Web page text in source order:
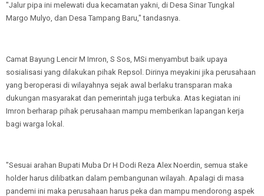
"Jalur pipa ini melewati dua kecamatan yakni, di Desa Sinar Tungkal
Margo Mulyo, dan Desa Tampang Baru," tandasnya.
Camat Bayung Lencir M Imron, S Sos, MSi menyambut baik upaya
sosialisasi yang dilakukan pihak Repsol. Dirinya meyakini jika perusahaan
yang beroperasi di wilayahnya sejak awal berlaku transparan maka
dukungan masyarakat dan pemerintah juga terbuka. Atas kegiatan ini
Imron berharap pihak perusahaan mampu memberikan lapangan kerja
bagi warga lokal.
"Sesuai arahan Bupati Muba Dr H Dodi Reza Alex Noerdin, semua stake
holder harus dilibatkan dalam pembangunan wilayah. Apalagi di masa
pandemi ini maka perusahaan harus peka dan mampu mendorong aspek